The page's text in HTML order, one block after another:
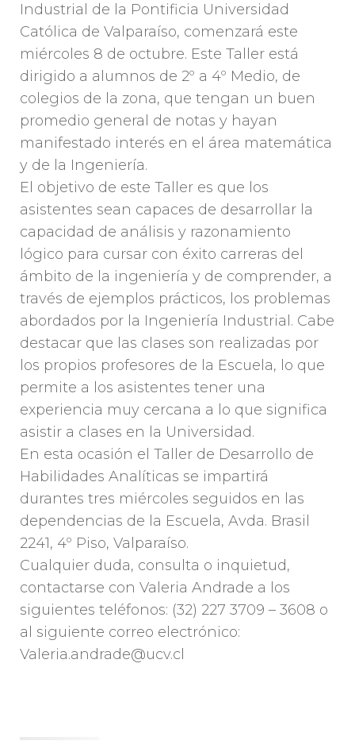
Industrial de la Pontificia Universidad
Católica de Valparaíso, comenzará este
miércoles 8 de octubre. Este Taller está
dirigido a alumnos de 2º a 4º Medio, de
colegios de la zona, que tengan un buen
promedio general de notas y hayan
manifestado interés en el área matemática
y de la Ingeniería.
El objetivo de este Taller es que los
asistentes sean capaces de desarrollar la
capacidad de análisis y razonamiento
lógico para cursar con éxito carreras del
ámbito de la ingeniería y de comprender, a
través de ejemplos prácticos, los problemas
abordados por la Ingeniería Industrial. Cabe
destacar que las clases son realizadas por
los propios profesores de la Escuela, lo que
permite a los asistentes tener una
experiencia muy cercana a lo que significa
asistir a clases en la Universidad.
En esta ocasión el Taller de Desarrollo de
Habilidades Analíticas se impartirá
durantes tres miércoles seguidos en las
dependencias de la Escuela, Avda. Brasil
2241, 4º Piso, Valparaíso.
Cualquier duda, consulta o inquietud,
contactarse con Valeria Andrade a los
siguientes teléfonos: (32) 227 3709 – 3608 o
al siguiente correo electrónico:
Valeria.andrade@ucv.cl